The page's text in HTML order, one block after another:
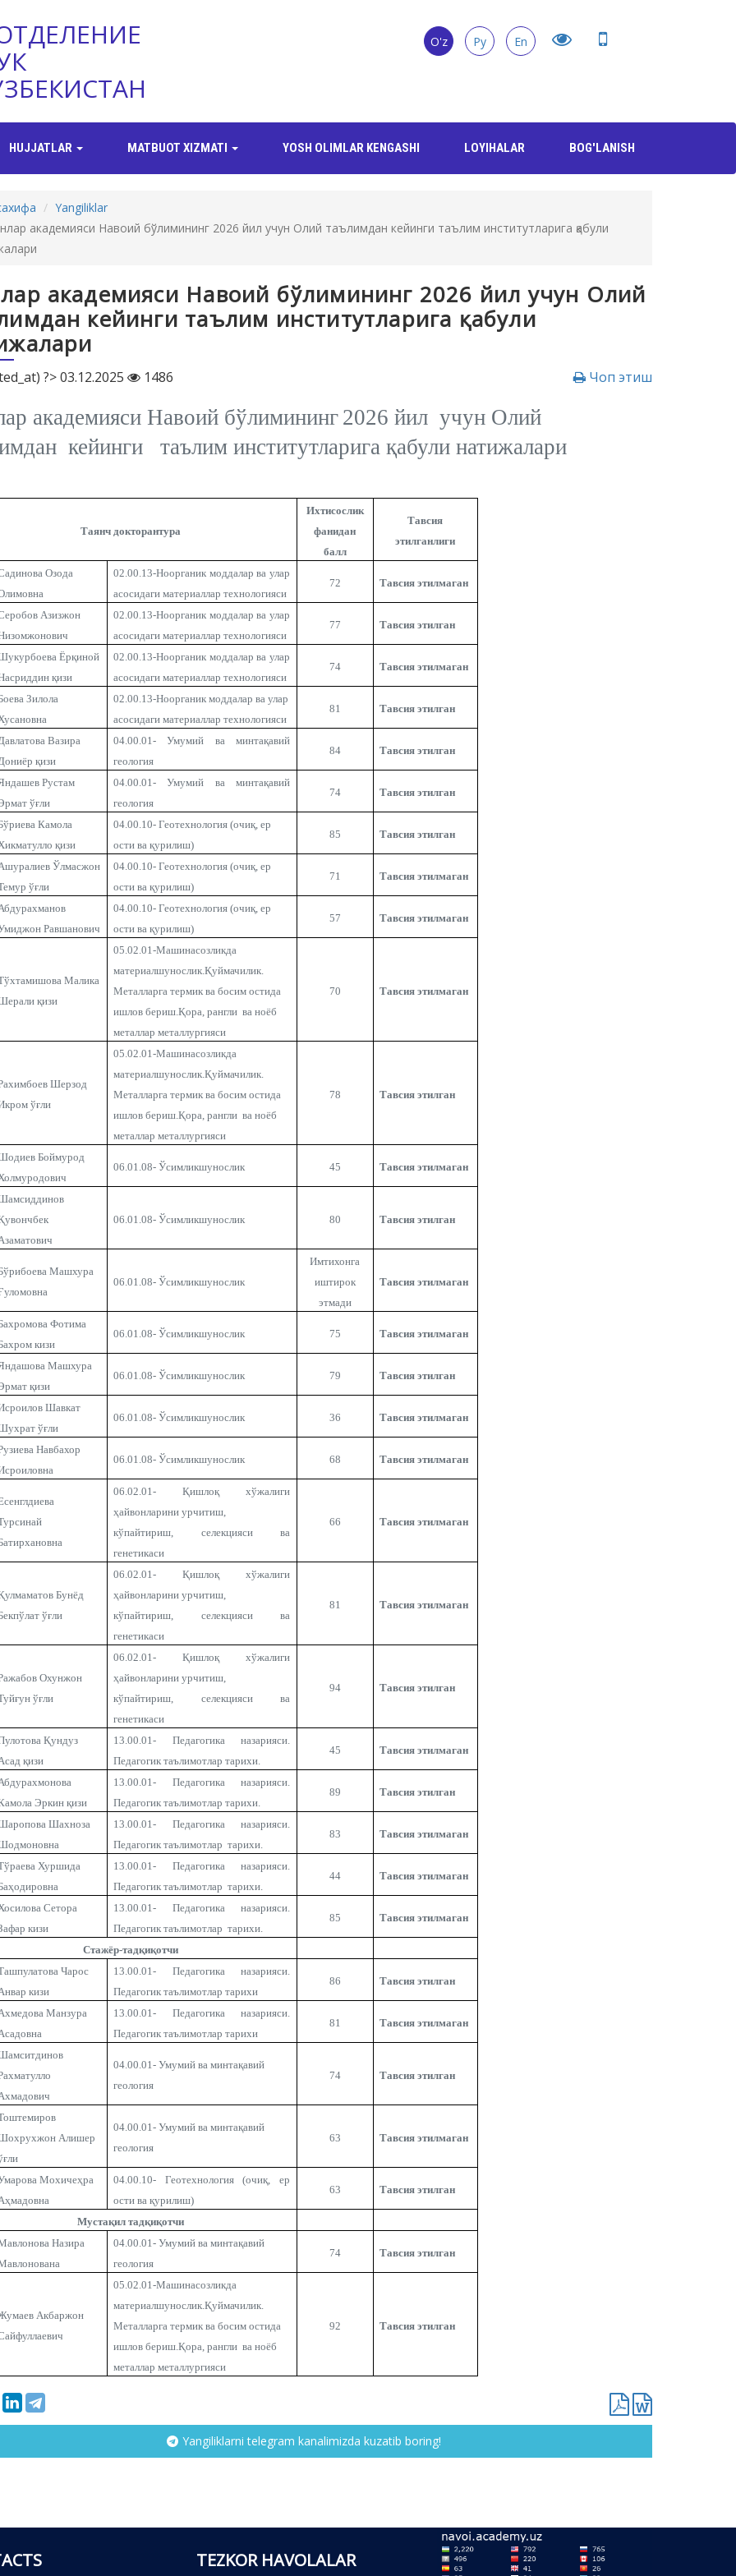
O'z Ру En
HUJJATLAR MATBUOT XIZMATI YOSH OLIMLAR KENGASHI LOYIHALAR BOG'LANISH
Yangiliklar
академияси Навоий бўлимининг 2026 йил учун Олий таълимдан кейинги таълим институтларига қабули
академияси Навоий бўлимининг 2026 йил учун Олий
кейинги таълим институтларига қабули
?> 03.12.2025 1486 Чоп этиш
академияси Навоий бўлимининг 2026 йил учун Олий
кейинги таълим институтларига қабули натижалари
Таянч докторантура
Ихтисослик
фанидан
балл
Тавсия
этилганлиги
Озода
02.00.13-Ноорганик моддалар ва улар
асосидаги материаллар технологияси
72 Тавсия этилмаган
Азизжон
02.00.13-Ноорганик моддалар ва улар
асосидаги материаллар технологияси
77 Тавсия этилган
Ёрқиной
қизи
02.00.13-Ноорганик моддалар ва улар
асосидаги материаллар технологияси
74 Тавсия этилмаган
Зилола
02.00.13-Ноорганик моддалар ва улар
асосидаги материаллар технологияси
81 Тавсия этилган
Вазира
қизи
04.00.01- Умумий ва минтақавий
геология
84 Тавсия этилган
Рустам
ўғли
04.00.01- Умумий ва минтақавий
геология
74 Тавсия этилган
Камола
қизи
04.00.10- Геотехнология (очиқ, ер
ости ва қурилиш)
85 Тавсия этилган
Ўлмасжон
ўғли
04.00.10- Геотехнология (очиқ, ер
ости ва қурилиш)
71 Тавсия этилмаган
Равшанович
04.00.10- Геотехнология (очиқ, ер
ости ва қурилиш)
57 Тавсия этилмаган
Малика
қизи
05.02.01-Машинасозликда
материалшунослик.Қуймачилик.
Металларга термик ва босим остида
ишлов бериш.Қора, рангли ва ноёб
металлар металлургияси
70 Тавсия этилмаган
Шерзод
ўғли
05.02.01-Машинасозликда
материалшунослик.Қуймачилик.
Металларга термик ва босим остида
ишлов бериш.Қора, рангли ва ноёб
металлар металлургияси
78 Тавсия этилган
Боймурод
06.01.08- Ўсимликшунослик 45 Тавсия этилмаган
06.01.08- Ўсимликшунослик 80 Тавсия этилган
Машхура
06.01.08- Ўсимликшунослик
Имтихонга
иштирок
этмади
Тавсия этилмаган
Фотима
кизи
06.01.08- Ўсимликшунослик 75 Тавсия этилмаган
Машхура
қизи
06.01.08- Ўсимликшунослик 79 Тавсия этилган
Шавкат
ўғли
06.01.08- Ўсимликшунослик 36 Тавсия этилмаган
Навбахор
06.01.08- Ўсимликшунослик 68 Тавсия этилмаган
06.02.01- Қишлоқ хўжалиги
ҳайвонларини урчитиш,
кўпайтириш, селекцияси ва
генетикаси
66 Тавсия этилмаган
Бунёд
ўғли
06.02.01- Қишлоқ хўжалиги
ҳайвонларини урчитиш,
кўпайтириш, селекцияси ва
генетикаси
81 Тавсия этилмаган
Охунжон
ўғли
06.02.01- Қишлоқ хўжалиги
ҳайвонларини урчитиш,
кўпайтириш, селекцияси ва
генетикаси
94 Тавсия этилган
Қундуз
қизи
13.00.01- Педагогика назарияси.
Педагогик таълимотлар тарихи.
45 Тавсия этилмаган
Эркин қизи
13.00.01- Педагогика назарияси.
Педагогик таълимотлар тарихи.
89 Тавсия этилган
Шахноза
13.00.01- Педагогика назарияси.
Педагогик таълимотлар тарихи.
83 Тавсия этилмаган
Хуршида
13.00.01- Педагогика назарияси.
Педагогик таълимотлар тарихи.
44 Тавсия этилмаган
Сeтора
кизи
13.00.01- Педагогика назарияси.
Педагогик таълимотлар тарихи.
85 Тавсия этилмаган
Стажёр-тадқиқотчи
Чарос
кизи
13.00.01- Педагогика назарияси.
Педагогик таълимотлар тарихи
86 Тавсия этилган
Манзура
13.00.01- Педагогика назарияси.
Педагогик таълимотлар тарихи
81 Тавсия этилмаган
04.00.01- Умумий ва минтақавий
геология
74 Тавсия этилган
Алишер
04.00.01- Умумий ва минтақавий
геология
63 Тавсия этилмаган
Мохичеҳра
04.00.10- Геотехнология (очиқ, ер
ости ва қурилиш)
63 Тавсия этилган
Мустақил тадқиқотчи
Назира
04.00.01- Умумий ва минтақавий
геология
74 Тавсия этилган
Акбаржон
05.02.01-Машинасозликда
материалшунослик.Қуймачилик.
Металларга термик ва босим остида
ишлов бериш.Қора, рангли ва ноёб
металлар металлургияси
92 Тавсия этилган
Yangiliklarni telegram kanalimizda kuzatib boring!
TEZKOR HAVOLALAR